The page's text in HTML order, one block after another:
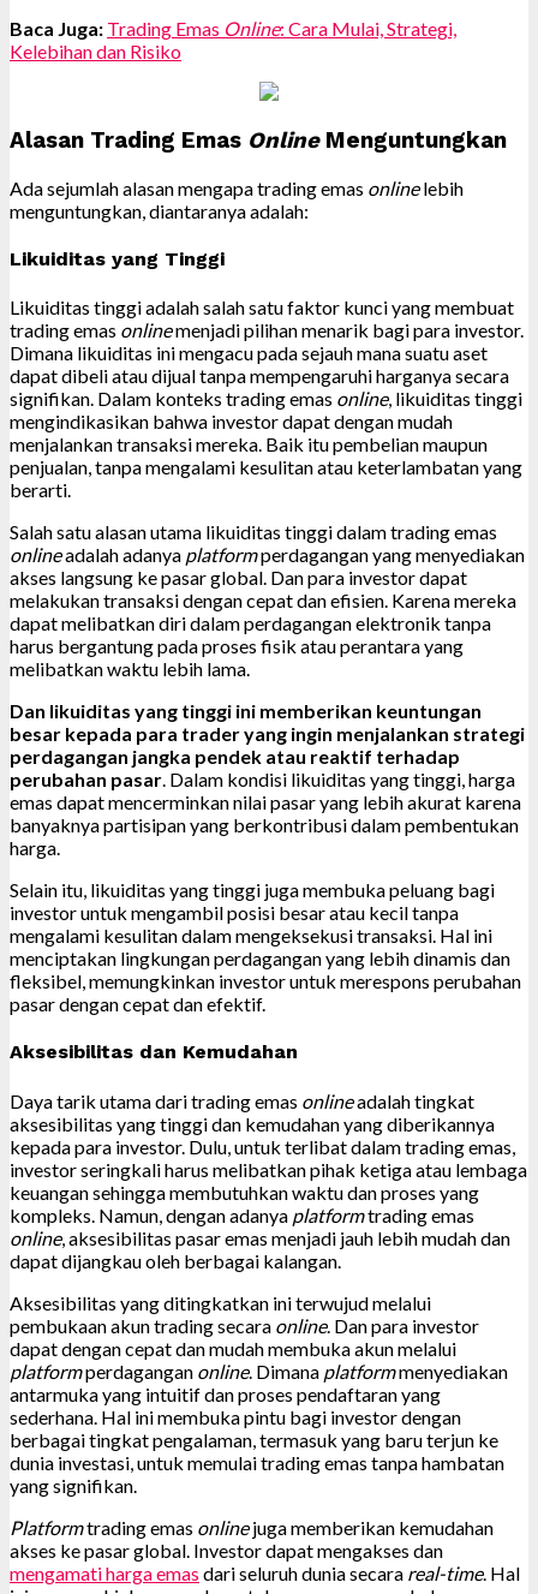
Baca Juga: Trading Emas Online: Cara Mulai, Strategi,
Kelebihan dan Risiko
Alasan Trading Emas OnlineMenguntungkan
Ada sejumlah alasan mengapa trading emas onlinelebih
menguntungkan, diantaranya adalah:
Likuiditas yang Tinggi
Likuiditas tinggi adalah salah satu faktor kunci yang membuat
trading emas onlinemenjadi pilihan menarik bagi para investor.
Dimana likuiditas ini mengacu pada sejauh mana suatu aset
dapat dibeli atau dijual tanpa mempengaruhi harganya secara
signifikan. Dalam konteks trading emas online, likuiditas tinggi
mengindikasikan bahwa investor dapat dengan mudah
menjalankan transaksi mereka. Baik itu pembelian maupun
penjualan, tanpa mengalami kesulitan atau keterlambatan yang
berarti.
Salah satu alasan utama likuiditas tinggi dalam trading emas
onlineadalah adanya platformperdagangan yang menyediakan
akses langsung ke pasar global. Dan para investor dapat
melakukan transaksi dengan cepat dan efisien. Karena mereka
dapat melibatkan diri dalam perdagangan elektronik tanpa
harus bergantung pada proses fisik atau perantara yang
melibatkan waktu lebih lama.
Dan likuiditas yang tinggi ini memberikan keuntungan
besar kepada para trader yang ingin menjalankan strategi
perdagangan jangka pendek atau reaktif terhadap
perubahan pasar. Dalam kondisi likuiditas yang tinggi, harga
emas dapat mencerminkan nilai pasar yang lebih akurat karena
banyaknya partisipan yang berkontribusi dalam pembentukan
harga.
Selain itu, likuiditas yang tinggi juga membuka peluang bagi
investor untuk mengambil posisi besar atau kecil tanpa
mengalami kesulitan dalam mengeksekusi transaksi. Hal ini
menciptakan lingkungan perdagangan yang lebih dinamis dan
fleksibel, memungkinkan investor untuk merespons perubahan
pasar dengan cepat dan efektif.
Aksesibilitas dan Kemudahan
Daya tarik utama dari trading emas onlineadalah tingkat
aksesibilitas yang tinggi dan kemudahan yang diberikannya
kepada para investor. Dulu, untuk terlibat dalam trading emas,
investor seringkali harus melibatkan pihak ketiga atau lembaga
keuangan sehingga membutuhkan waktu dan proses yang
kompleks. Namun, dengan adanya platformtrading emas
online, aksesibilitas pasar emas menjadi jauh lebih mudah dan
dapat dijangkau oleh berbagai kalangan.
Aksesibilitas yang ditingkatkan ini terwujud melalui
pembukaan akun trading secara online. Dan para investor
dapat dengan cepat dan mudah membuka akun melalui
platformperdagangan online. Dimana platformmenyediakan
antarmuka yang intuitif dan proses pendaftaran yang
sederhana. Hal ini membuka pintu bagi investor dengan
berbagai tingkat pengalaman, termasuk yang baru terjun ke
dunia investasi, untuk memulai trading emas tanpa hambatan
yang signifikan.
Platformtrading emas onlinejuga memberikan kemudahan
akses ke pasar global. Investor dapat mengakses dan
mengamati harga emas dari seluruh dunia secara real-time. Hal